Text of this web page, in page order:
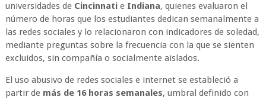
universidades de Cincinnatie Indiana, quienes evaluaron el
número de horas que los estudiantes dedican semanalmente a
las redes sociales y lo relacionaron con indicadores de soledad,
mediante preguntas sobre la frecuencia con la que se sienten
excluidos, sin compañía o socialmente aislados.
El uso abusivo de redes sociales e internet se estableció a
partir de más de 16 horas semanales, umbral definido con